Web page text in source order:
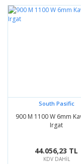
South Pasific
900 M 1100 W 6mm
Irgat
44.056,23 TL
KDV DAHİL